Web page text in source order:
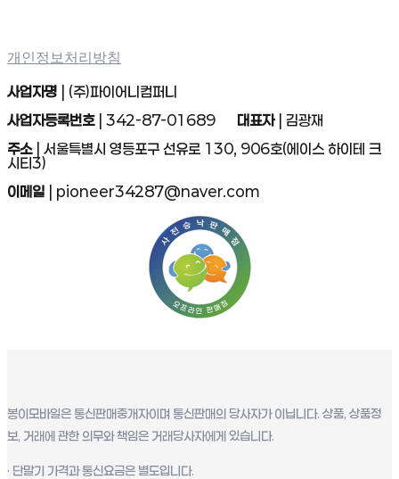
개인정보처리방침
사업자명 | (주)파이어니컴퍼니
사업자등록번호| 342-87-01689 대표자| 김광재
주소| 서울특별시 영등포구 선유로 130, 906호(에이스 하이테 크
시티3)
이메일 | pioneer34287@naver.com
봉이모바일은 통신판매중개자이며 통신판매의 당사자가 이닙니다. 상품, 상품정
보, 거래에 관한 의무와 책임은 거래당사자에게 있습니다.
· 단말기 가격과 통신요금은 별도입니다.